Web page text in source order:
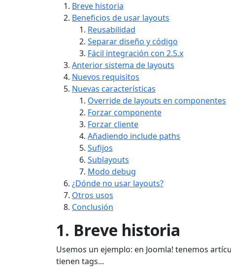
Breve historia
Beneficios de usar layouts
Reusabilidad
Separar diseño y código
Fácil integración con 2.5.x
Anterior sistema de layouts
Nuevos requisitos
Nuevas características
Override de layouts en componentes
Forzar componente
Forzar cliente
Añadiendo include paths
Sufijos
Sublayouts
Modo debug
¿Dónde no usar layouts?
Otros usos
Conclusión
1. Breve historia
Usemos un ejemplo: en Joomla! tenemos
tienen tags...